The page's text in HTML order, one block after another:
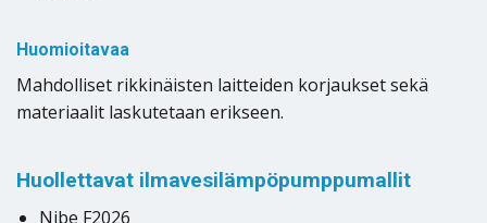
Huomioitavaa
Mahdolliset rikkinäisten laitteiden korjaukset sekä
materiaalit laskutetaan erikseen.
Huollettavat ilmavesilämpöpumppumallit
Nibe F2026